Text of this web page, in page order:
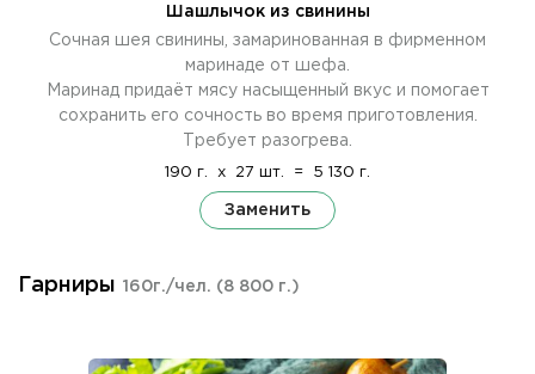
Шашлычок из свинины
Сочная шея свинины, замаринованная в фирменном
маринаде от шефа.
Маринад придаёт мясу насыщенный вкус и помогает
сохранить его сочность во время приготовления.
Требует разогрева.
190 г. x 27 шт. = 5 130 г.
Заменить
Гарниры 160г./чел. (8 800 г.)